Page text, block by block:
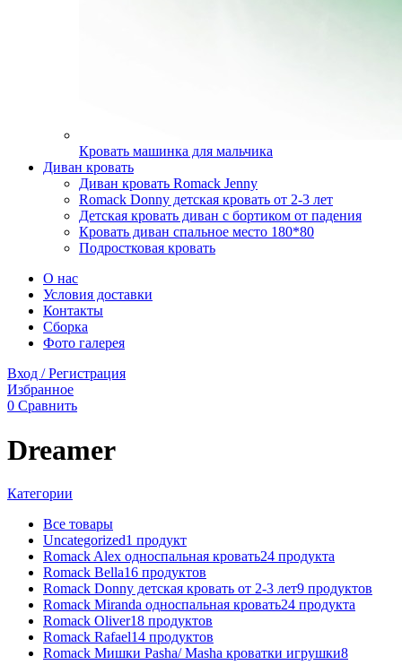
Кровать машинка для мальчика
Диван кровать
Диван кровать Romack Jenny
Romack Donny детская кровать от 2-3 лет
Детская кровать диван с бортиком от падения
Кровать диван спальное место 180*80
Подростковая кровать
О нас
Условия доставки
Контакты
Сборка
Фото галерея
Вход / Регистрация
Избранное
0 Сравнить
Dreamer
Категории
Все товары
Uncategorized1 продукт
Romack Alex односпальная кровать24 продукта
Romack Bella16 продуктов
Romack Donny детская кровать от 2-3 лет9 продуктов
Romack Miranda односпальная кровать24 продукта
Romack Oliver18 продуктов
Romack Rafael14 продуктов
Romack Мишки Pasha/ Masha кроватки игрушки8